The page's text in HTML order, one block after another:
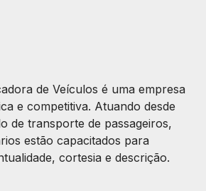
de Veículos é uma empresa
e competitiva. Atuando desde
de transporte de passageiros,
estão capacitados para
cortesia e descrição.